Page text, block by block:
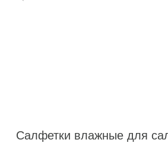
Салфетки влажные для